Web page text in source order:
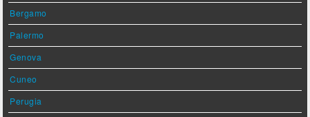
Bergamo
Palermo
Genova
Cuneo
Perugia